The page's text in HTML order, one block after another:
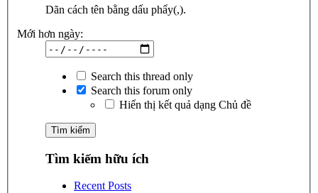
Dãn cách tên bằng dấu phẩy(,).
Mới hơn ngày:
Search this thread only
Search this forum only
Hiển thị kết quả dạng Chủ đề
Tìm kiếm hữu ích
Recent Posts